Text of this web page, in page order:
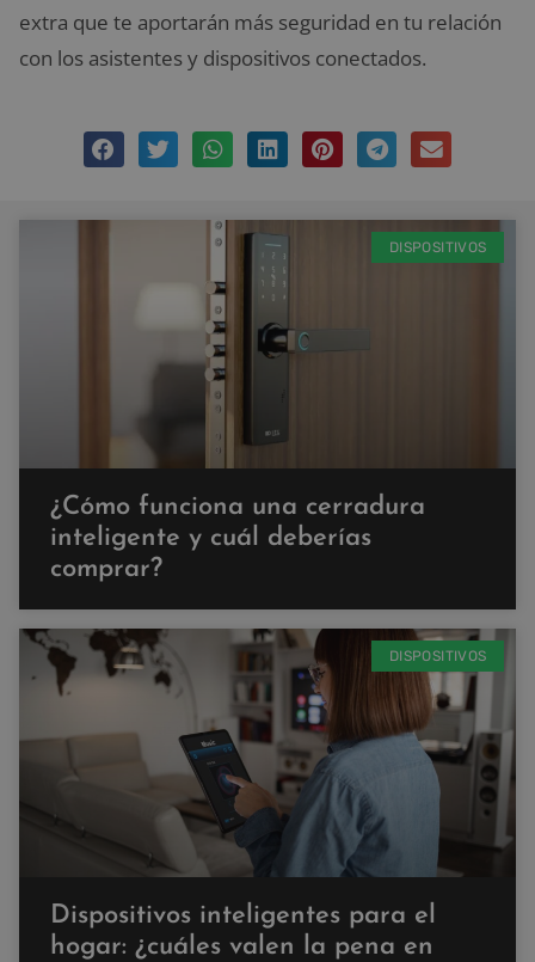
extra que te aportarán más seguridad en tu relación
con los asistentes y dispositivos conectados.
DISPOSITIVOS
¿Cómo funciona una cerradura
inteligente y cuál deberías
comprar?
DISPOSITIVOS
Dispositivos inteligentes para el
hogar: ¿cuáles valen la pena en